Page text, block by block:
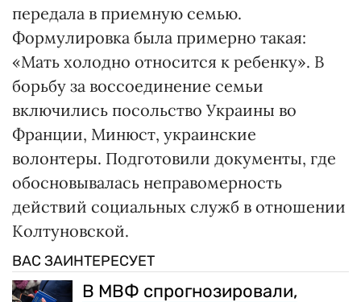
передала в приемную семью.
Формулировка была примерно такая:
«Мать холодно относится к ребенку». В
борьбу за воссоединение семьи
включились посольство Украины во
Франции, Минюст, украинские
волонтеры. Подготовили документы, где
обосновывалась неправомерность
действий социальных служб в отношении
Колтуновской.
ВАС ЗАИНТЕРЕСУЕТ
В МВФ спрогнозировали,